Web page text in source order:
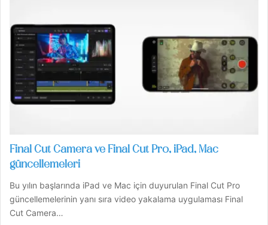
Final Cut Camera ve Final Cut Pro, iPad, Mac
güncellemeleri
Bu yılın başlarında iPad ve Mac için duyurulan Final Cut Pro
güncellemelerinin yanı sıra video yakalama uygulaması Final
Cut Camera…